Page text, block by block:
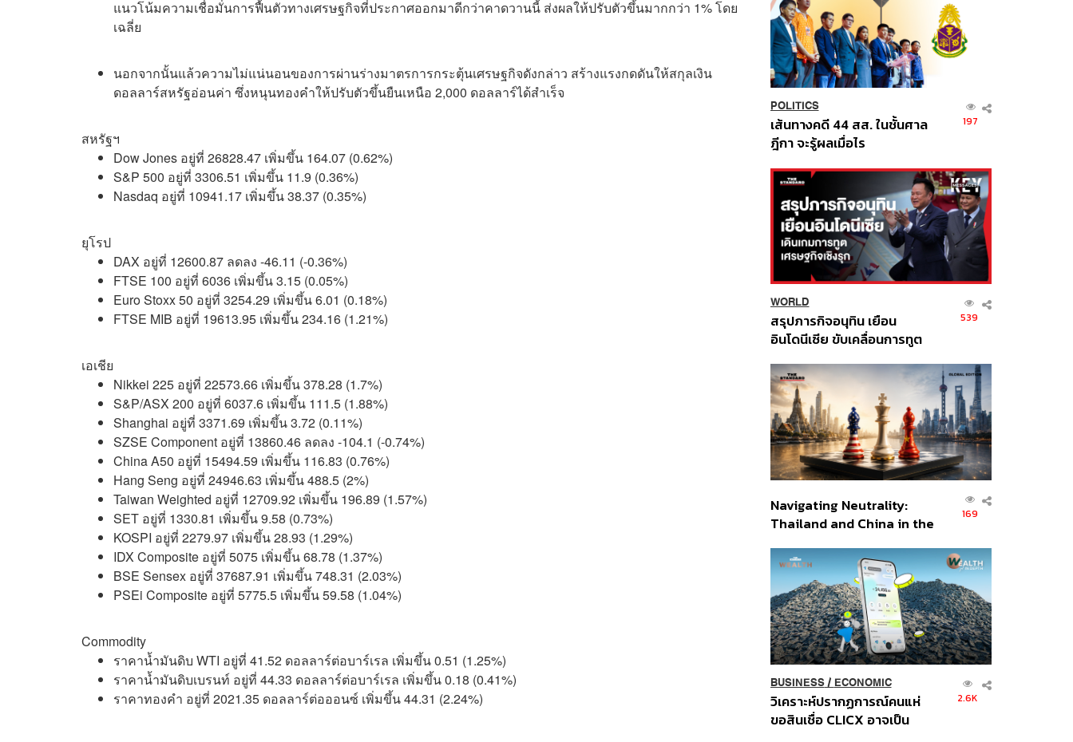
แนวโน้มความเชื่อมั่นการฟื้นตัวทางเศรษฐกิจที่ประกาศออกมาดีกว่าคาดวานนี้ ส่งผลให้ปรับตัวขึ้นมากกว่า 1% โดย
เฉลี่ย
นอกจากนั้นแล้วความไม่แน่นอนของการผ่านร่างมาตรการกระตุ้นเศรษฐกิจดังกล่าว สร้างแรงกดดันให้สกุลเงิน
ดอลลาร์สหรัฐอ่อนค่า ซึ่งหนุนทองคำให้ปรับตัวขึ้นยืนเหนือ 2,000 ดอลลาร์ได้สำเร็จ
สหรัฐฯ
Dow Jones อยู่ที่ 26828.47 เพิ่มขึ้น 164.07 (0.62%)
S&P 500 อยู่ที่ 3306.51 เพิ่มขึ้น 11.9 (0.36%)
Nasdaq อยู่ที่ 10941.17 เพิ่มขึ้น 38.37 (0.35%)
ยุโรป
DAX อยู่ที่ 12600.87 ลดลง -46.11 (-0.36%)
FTSE 100 อยู่ที่ 6036 เพิ่มขึ้น 3.15 (0.05%)
Euro Stoxx 50 อยู่ที่ 3254.29 เพิ่มขึ้น 6.01 (0.18%)
FTSE MIB อยู่ที่ 19613.95 เพิ่มขึ้น 234.16 (1.21%)
เอเชีย
Nikkei 225 อยู่ที่ 22573.66 เพิ่มขึ้น 378.28 (1.7%)
S&P/ASX 200 อยู่ที่ 6037.6 เพิ่มขึ้น 111.5 (1.88%)
Shanghai อยู่ที่ 3371.69 เพิ่มขึ้น 3.72 (0.11%)
SZSE Component อยู่ที่ 13860.46 ลดลง -104.1 (-0.74%)
China A50 อยู่ที่ 15494.59 เพิ่มขึ้น 116.83 (0.76%)
Hang Seng อยู่ที่ 24946.63 เพิ่มขึ้น 488.5 (2%)
Taiwan Weighted อยู่ที่ 12709.92 เพิ่มขึ้น 196.89 (1.57%)
SET อยู่ที่ 1330.81 เพิ่มขึ้น 9.58 (0.73%)
KOSPI อยู่ที่ 2279.97 เพิ่มขึ้น 28.93 (1.29%)
IDX Composite อยู่ที่ 5075 เพิ่มขึ้น 68.78 (1.37%)
BSE Sensex อยู่ที่ 37687.91 เพิ่มขึ้น 748.31 (2.03%)
PSEi Composite อยู่ที่ 5775.5 เพิ่มขึ้น 59.58 (1.04%)
Commodity
ราคาน้ำมันดิบ WTI อยู่ที่ 41.52 ดอลลาร์ต่อบาร์เรล เพิ่มขึ้น 0.51 (1.25%)
ราคาน้ำมันดิบเบรนท์ อยู่ที่ 44.33 ดอลลาร์ต่อบาร์เรล เพิ่มขึ้น 0.18 (0.41%)
ราคาทองคำ อยู่ที่ 2021.35 ดอลลาร์ต่อออนซ์ เพิ่มขึ้น 44.31 (2.24%)
POLITICS
เส้นทางคดี 44 สส. ในชั้นศาล
ฎีกา จะรู้ผลเมื่อไร
197
WORLD
สรุปภารกิจอนุทิน เยือน
อินโดนีเซีย ขับเคลื่อนการทูต
ส่วนยุทธศาสตร์ไทย –
อินโดนีเซีย
539
Navigating Neutrality:
Thailand and China in the
Order
169
BUSINESS/ ECONOMIC
วิเคราะห์ปรากฏการณ์คนแห่
ขอสินเชื่อ CLICX อาจเป็น
2.6K